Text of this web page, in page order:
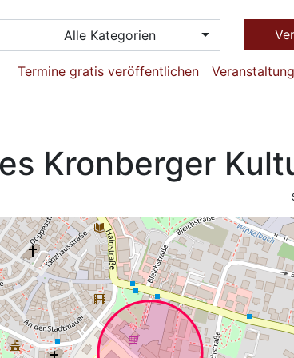
Alle Kategorien
Termine gratis veröffentlichen
Kronberger